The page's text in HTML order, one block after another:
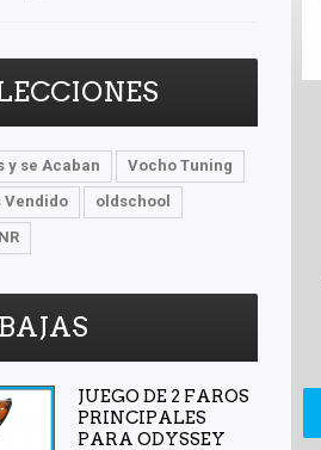
y se Acaban
Vocho Tuning
Vendido
oldschool
JUEGO DE 2 FAROS
PRINCIPALES
PARA ODYSSEY